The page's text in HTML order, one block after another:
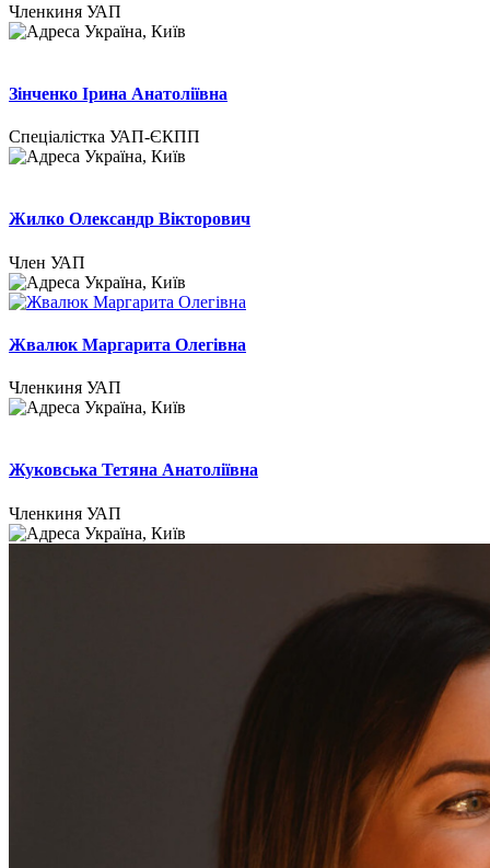
Членкиня УАП
Україна, Київ
Зінченко Ірина Анатоліївна
Спеціалістка УАП-ЄКПП
Україна, Київ
Жилко Олександр Вікторович
Член УАП
Україна, Київ
Жвалюк Маргарита Олегівна
Членкиня УАП
Україна, Київ
Жуковська Тетяна Анатоліївна
Членкиня УАП
Україна, Київ